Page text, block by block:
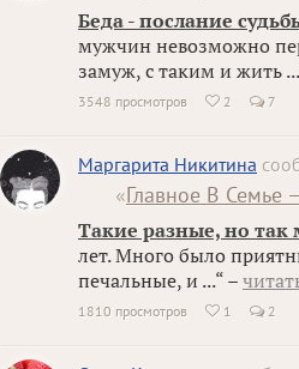
Беда - послание
мужчин невозможно
замуж, с таким и жить
3548 просмотров  2 7
Маргарита Никитина
«Главное В Семье
Такие разные, но так
лет. Много было
печальные, и ...“ –
1810 просмотров  1 2